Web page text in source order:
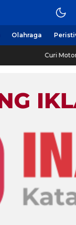
Olahraga
Curi Motor! Dua